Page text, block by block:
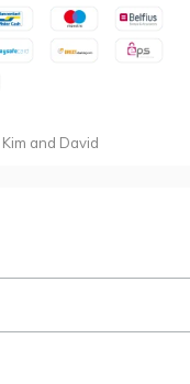
Kim and David